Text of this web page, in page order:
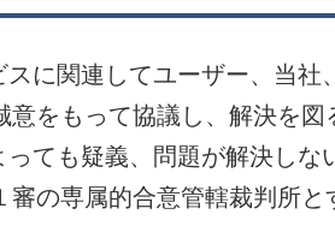
スに関連してユーザー、当
意をもって協議し、解決を
っても疑義、問題が解決し
審の専属的合意管轄裁判所と